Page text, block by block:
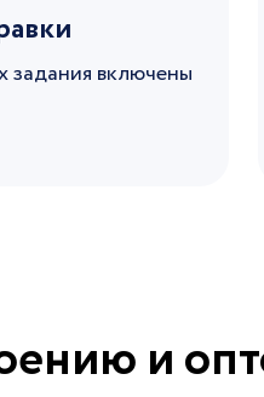
задания включены
и